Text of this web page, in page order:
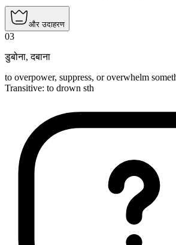
और उदाहरण
03
डुबोना,दबाना
to overpower, suppress, or overwhelm
Transitive: to drown sth